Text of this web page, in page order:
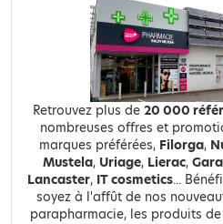
Retrouvez plus de 20 000
nombreuses offres et
marques préférées, Filorga,
Mustela, Uriage, Lierac,
Lancaster, IT cosmetics...
soyez à l'affût de nos
parapharmacie, les produits